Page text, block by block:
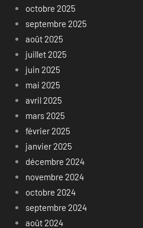
octobre 2025
septembre 2025
août 2025
juillet 2025
juin 2025
mai 2025
avril 2025
mars 2025
février 2025
janvier 2025
décembre 2024
novembre 2024
octobre 2024
septembre 2024
août 2024